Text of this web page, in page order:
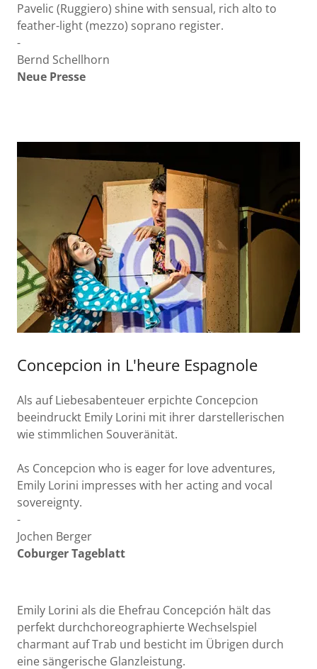
Pavelic (Ruggiero) shine with sensual, rich alto to
feather-light (mezzo) soprano register.
-
Bernd Schellhorn
Neue Presse
Concepcion in L'heure Espagnole
Als auf Liebesabenteuer erpichte Concepcion
beeindruckt Emily Lorini mit ihrer darstellerischen
wie stimmlichen Souveränität.
As Concepcion who is eager for love adventures,
Emily Lorini impresses with her acting and vocal
sovereignty.
-
Jochen Berger
Coburger Tageblatt
Emily Lorini als die Ehefrau Concepción hält das
perfekt durchchoreographierte Wechselspiel
charmant auf Trab und besticht im Übrigen durch
eine sängerische Glanzleistung.